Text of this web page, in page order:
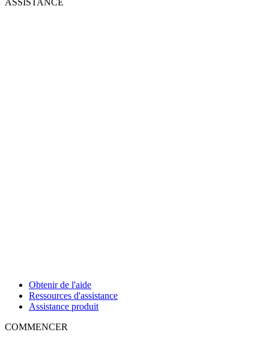
ASSISTANCE
Obtenir de l'aide
Ressources d'assistance
Assistance produit
COMMENCER